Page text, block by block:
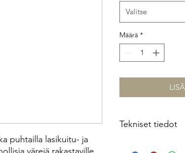
puhtailla lasikuitu- ja
Valitse
Määrä *
Tekniset tiedot